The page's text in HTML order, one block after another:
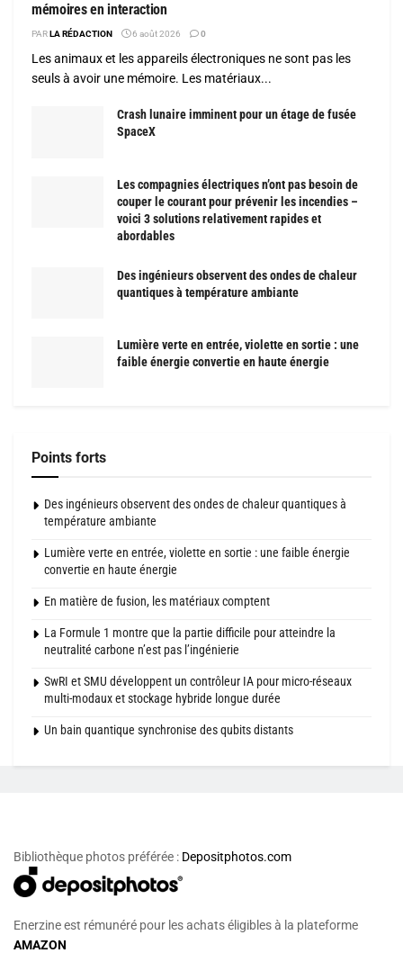
mémoires en interaction
PAR LA RÉDACTION 6 août 2026 0
Les animaux et les appareils électroniques ne sont pas les
seuls à avoir une mémoire. Les matériaux...
Crash lunaire imminent pour un étage de fusée
SpaceX
Les compagnies électriques n’ont pas besoin de
couper le courant pour prévenir les incendies –
voici 3 solutions relativement rapides et
abordables
Des ingénieurs observent des ondes de chaleur
quantiques à température ambiante
Lumière verte en entrée, violette en sortie : une
faible énergie convertie en haute énergie
Points forts
Des ingénieurs observent des ondes de chaleur quantiques à
température ambiante
Lumière verte en entrée, violette en sortie : une faible énergie
convertie en haute énergie
En matière de fusion, les matériaux comptent
La Formule 1 montre que la partie difficile pour atteindre la
neutralité carbone n’est pas l’ingénierie
SwRI et SMU développent un contrôleur IA pour micro-réseaux
multi-modaux et stockage hybride longue durée
Un bain quantique synchronise des qubits distants
Bibliothèque photos préférée : Depositphotos.com
Enerzine est rémunéré pour les achats éligibles à la plateforme
AMAZON